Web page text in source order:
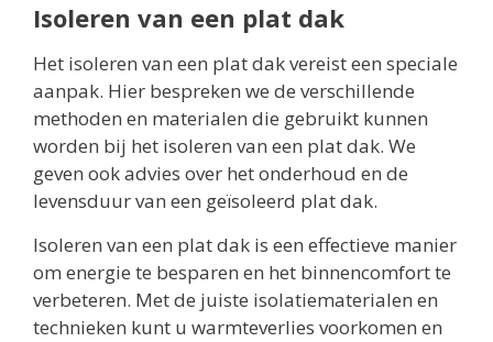
Isoleren van een plat dak
Het isoleren van een plat dak vereist een speciale
aanpak. Hier bespreken we de verschillende
methoden en materialen die gebruikt kunnen
worden bij het isoleren van een plat dak. We
geven ook advies over het onderhoud en de
levensduur van een geïsoleerd plat dak.
Isoleren van een plat dak is een effectieve manier
om energie te besparen en het binnencomfort te
verbeteren. Met de juiste isolatiematerialen en
technieken kunt u warmteverlies voorkomen en